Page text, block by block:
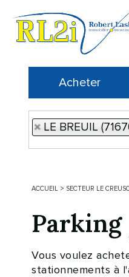
Acheter
LE BREUIL
ACCUEIL > SECTEUR LE
Parking
Vous voulez
stationnements à